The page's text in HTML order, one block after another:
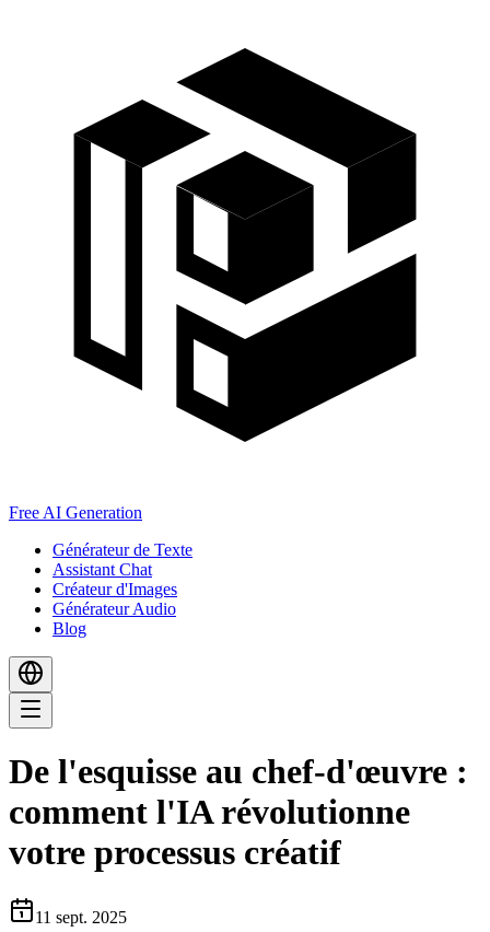
Free AI Generation
Générateur de Texte
Assistant Chat
Créateur d'Images
Générateur Audio
Blog
De l'esquisse au chef-d'œuvre :
comment l'IA révolutionne
votre processus créatif
11 sept. 2025